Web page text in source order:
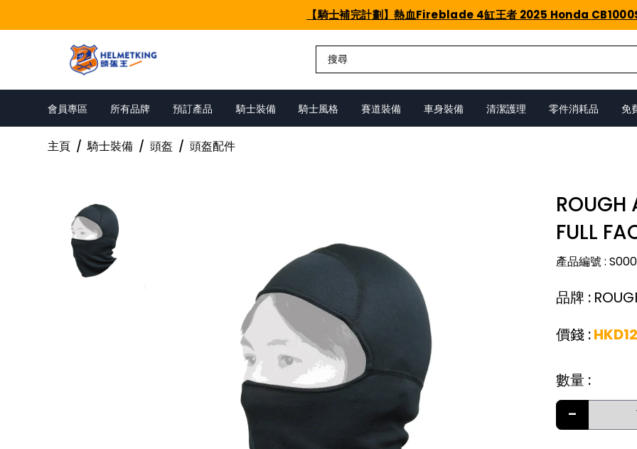
【騎士補完計劃】熱血Fireblade 4缸王者 2025 Honda
會員專區 所有品牌 預訂產品 騎士裝備 騎士風格 賽道裝備 車身裝備 清潔護理 零件消耗品 免
主頁 / 騎士裝備 / 頭盔 / 頭盔配件
ROUGH
FULL
產品編號:
品牌 :
價錢 :HKD
數量 :
-